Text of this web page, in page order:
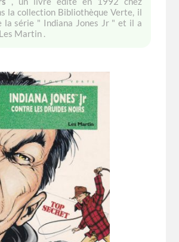
la collection Bibliothèque Verte, il
la série " Indiana Jones Jr " et il a
Martin .